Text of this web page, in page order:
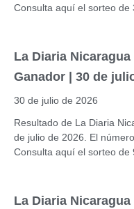
Consulta aquí el sorteo de
La Diaria
Ganador | 30 de
30 de julio de 2026
Resultado de La Diaria
de julio de 2026. El
Consulta aquí el sorteo de
La Diaria